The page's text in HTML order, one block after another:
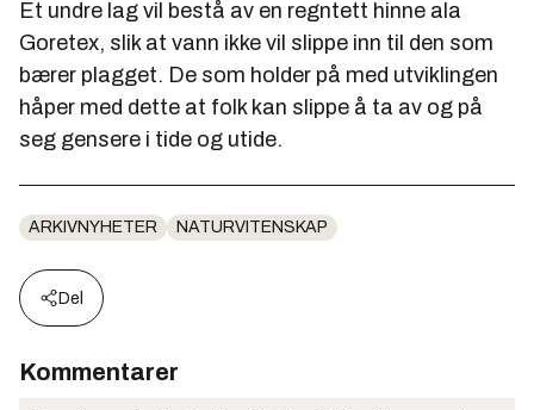
Et undre lag vil bestå av en regntett hinne ala
Goretex, slik at vann ikke vil slippe inn til den som
bærer plagget. De som holder på med utviklingen
håper med dette at folk kan slippe å ta av og på
seg gensere i tide og utide.
ARKIVNYHETER NATURVITENSKAP
Del
Kommentarer